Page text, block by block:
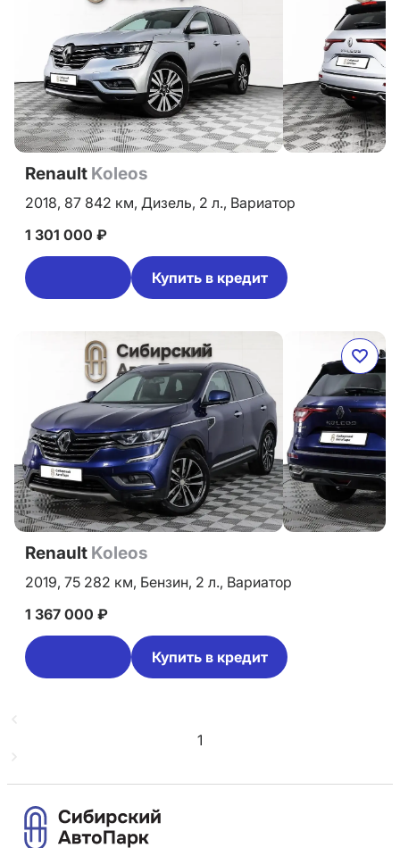
Renault Koleos
2018, 87 842 км, Дизель, 2 л., Вариатор
1 301 000 ₽
Купить в кредит
Renault Koleos
2019, 75 282 км, Бензин, 2 л., Вариатор
1 367 000 ₽
Купить в кредит
1